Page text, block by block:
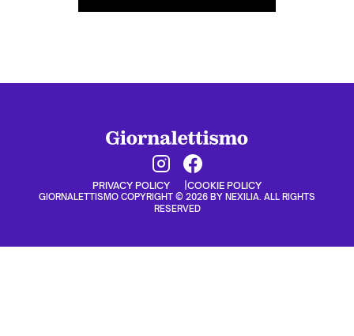
PRIVACY POLICY COOKIE POLICY
GIORNALETTISMO COPYRIGHT © 2026 BY NEXILIA. ALL RIGHTS
RESERVED